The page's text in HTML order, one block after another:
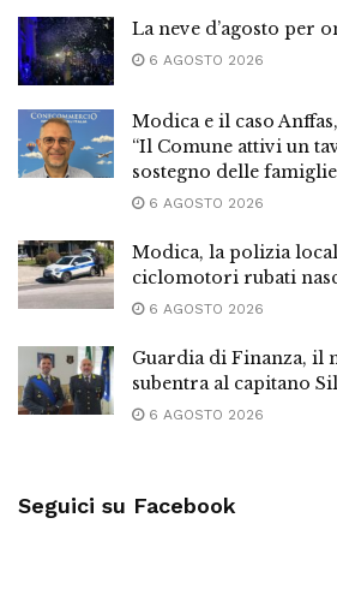
La neve d’agosto per
6 AGOSTO 2026
Modica e il caso
“Il Comune attivi un
sostegno delle famiglie
6 AGOSTO 2026
Modica, la polizia
ciclomotori rubati
6 AGOSTO 2026
Guardia di Finanza, il
subentra al capitano
6 AGOSTO 2026
Seguici su Facebook